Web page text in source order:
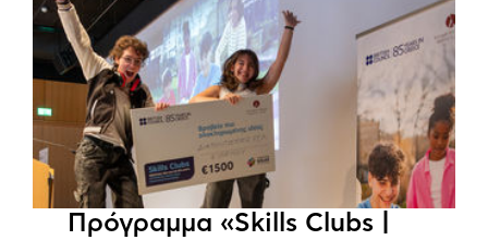
Πρόγραμμα «Skills Clubs |